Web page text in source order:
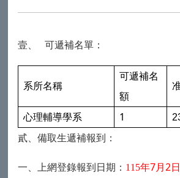
壹、 可遞補名單：
系所名稱
可遞補名
額
心理輔導學系 1
貳、備取生遞補報到：
一、上網登錄報到日期： 115年7月2